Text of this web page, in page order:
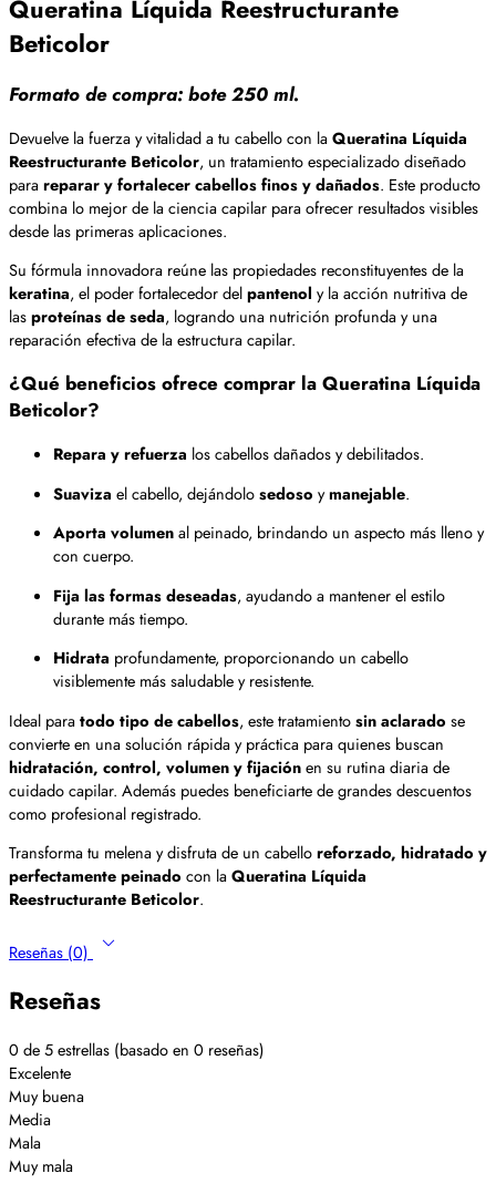
Queratina Líquida Reestructurante
Beticolor
Formato de compra: bote 250 ml.
Devuelve la fuerza y vitalidad a tu cabello con laQueratina Líquida
Reestructurante Beticolor, un tratamiento especializado diseñado
parareparar y fortalecer cabellos finos y dañados. Este producto
combina lo mejor de la ciencia capilar para ofrecer resultados visibles
desde las primeras aplicaciones.
Su fórmula innovadora reúne las propiedades reconstituyentes de la
keratina, el poder fortalecedor delpantenol y la acción nutritiva de
lasproteínas de seda, logrando una nutrición profunda y una
reparación efectiva de la estructura capilar.
¿Qué beneficios ofrece comprar la Queratina Líquida
Beticolor?
Repara y refuerza los cabellos dañados y debilitados.
Suaviza el cabello, dejándolosedoso ymanejable.
Aporta volumenal peinado, brindando un aspecto más lleno y
con cuerpo.
Fija las formas deseadas, ayudando a mantener el estilo
durante más tiempo.
Hidrata profundamente, proporcionando un cabello
visiblemente más saludable y resistente.
Ideal paratodo tipo de cabellos, este tratamientosin aclarado se
convierte en una solución rápida y práctica para quienes buscan
hidratación, control, volumen y fijaciónen su rutina diaria de
cuidado capilar. Además puedes beneficiarte de grandes descuentos
como profesional registrado.
Transforma tu melena y disfruta de un cabelloreforzado, hidratado y
perfectamente peinado con laQueratina Líquida
Reestructurante Beticolor.
Reseñas (0)
Reseñas
0 de 5 estrellas (basado en 0 reseñas)
Excelente
Muy buena
Media
Mala
Muy mala